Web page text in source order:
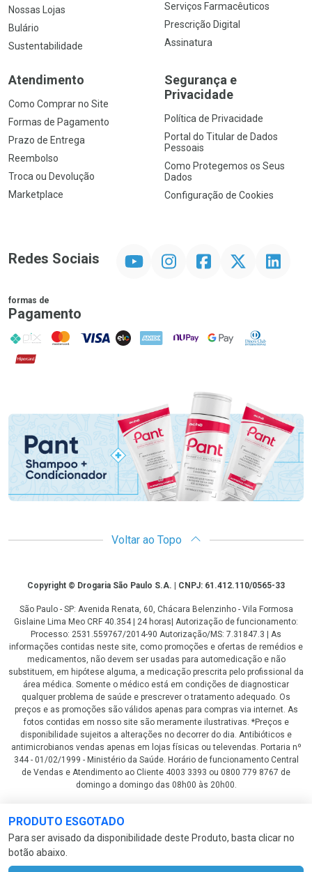
PRODUTO ESGOTADO
Para ser avisado da disponibilidade deste Produto, basta clicar no
botão abaixo.
Nossas Lojas
Bulário
Sustentabilidade
Serviços Farmacêuticos
Prescrição Digital
Assinatura
Atendimento
Como Comprar no Site
Formas de Pagamento
Prazo de Entrega
Reembolso
Troca ou Devolução
Marketplace
Segurança e
Privacidade
Política de Privacidade
Portal do Titular de Dados
Pessoais
Como Protegemos os Seus
Dados
Configuração de Cookies
Redes Sociais InstagramFacebookTwitter Linkedin
formas de
Pagamento
PIX MasterCard
VISA ELO AMEX NuPay Google PayDiners Club
Hipercard
Promoção em Destaque
Voltar ao Topo
CopyrightCopyright © Drogaria São Paulo S.A. | CNPJ: 61.412.110/0565-33
São Paulo - SP: Avenida Renata, 60, Chácara Belenzinho - Vila Formosa
Gislaine Lima Meo CRF 40.354 | 24 horas| Autorização de funcionamento:
Processo: 2531.559767/2014-90 Autorização/MS: 7.31847.3 | As
informações contidas neste site, como promoções e ofertas de remédios e
medicamentos, não devem ser usadas para automedicação e não
substituem, em hipótese alguma, a medicação prescrita pelo profissional da
área médica. Somente o médico está em condições de diagnosticar
qualquer problema de saúde e prescrever o tratamento adequado. Os
preços e as promoções são válidos apenas para compras via internet. As
fotos contidas em nosso site são meramente ilustrativas. *Preços e
disponibilidade sujeitos a alterações no decorrer do dia. Antibióticos e
antimicrobianos vendas apenas em lojas físicas ou televendas. Portaria nº
344 - 01/02/1999 - Ministério da Saúde. Horário de funcionamento Central
de Vendas e Atendimento ao Cliente 4003 3393 ou 0800 779 8767 de
domingo a domingo das 08h00 às 20h00.
LGPD Aceite os Cookies